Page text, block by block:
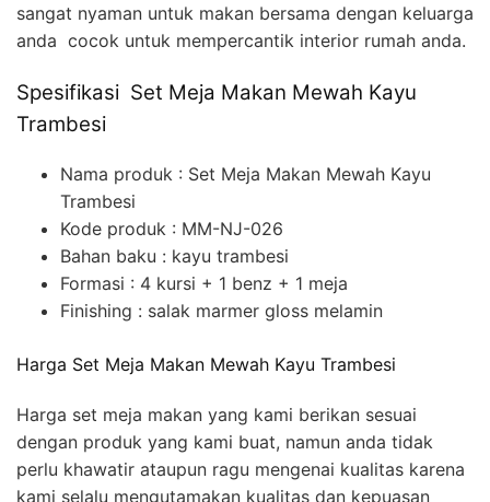
sangat nyaman untuk makan bersama dengan keluarga
anda cocok untuk mempercantik interior rumah anda.
Spesifikasi Set Meja Makan Mewah Kayu
Trambesi
Nama produk : Set Meja Makan Mewah Kayu
Trambesi
Kode produk : MM-NJ-026
Bahan baku : kayu trambesi
Formasi : 4 kursi + 1 benz + 1 meja
Finishing : salak marmer gloss melamin
Harga Set Meja Makan Mewah Kayu Trambesi
Harga set meja makan yang kami berikan sesuai
dengan produk yang kami buat, namun anda tidak
perlu khawatir ataupun ragu mengenai kualitas karena
kami selalu mengutamakan kualitas dan kepuasan